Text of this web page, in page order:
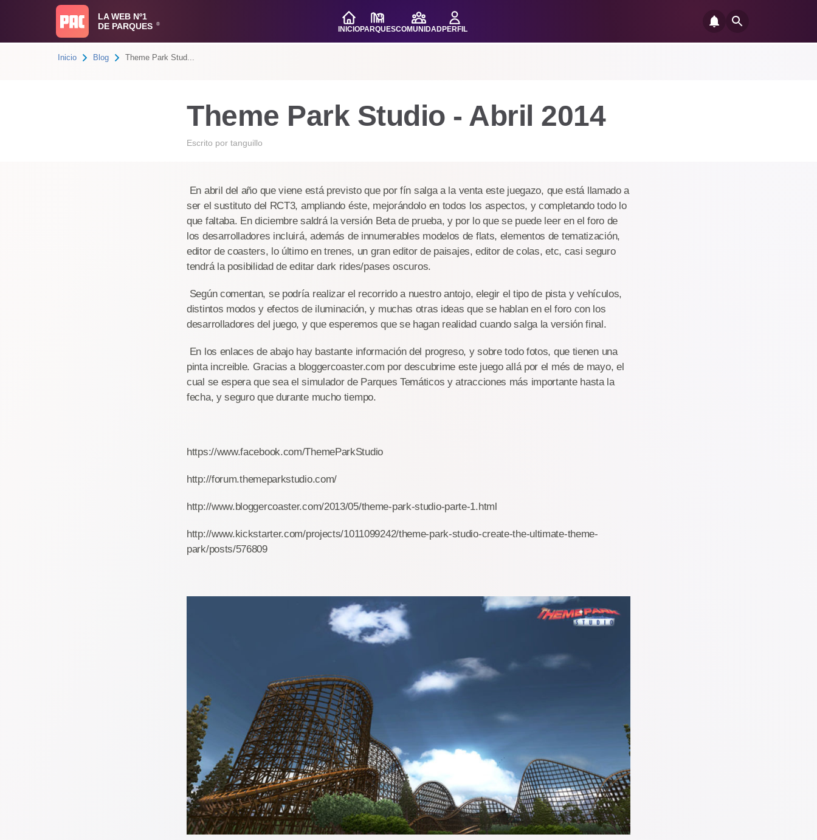
LA WEB Nº1
DE PARQUES
®
INICIOPARQUESCOMUNIDADPERFIL
Inicio Blog Theme Park Stud...
Theme Park Studio - Abril 2014
Escrito por tanguillo
En abril del año que viene está previsto que por fín salga a la venta este juegazo, que está llamado a
ser el sustituto del RCT3, ampliando éste, mejorándolo en todos los aspectos, y completando todo lo
que faltaba. En diciembre saldrá la versión Beta de prueba, y por lo que se puede leer en el foro de
los desarrolladores incluirá, además de innumerables modelos de flats, elementos de tematización,
editor de coasters, lo último en trenes, un gran editor de paisajes, editor de colas, etc, casi seguro
tendrá la posibilidad de editar dark rides/pases oscuros.
Según comentan, se podría realizar el recorrido a nuestro antojo, elegir el tipo de pista y vehículos,
distintos modos y efectos de iluminación, y muchas otras ideas que se hablan en el foro con los
desarrolladores del juego, y que esperemos que se hagan realidad cuando salga la versión final.
En los enlaces de abajo hay bastante información del progreso, y sobre todo fotos, que tienen una
pinta increible. Gracias a bloggercoaster.com por descubrime este juego allá por el més de mayo, el
cual se espera que sea el simulador de Parques Temáticos y atracciones más importante hasta la
fecha, y seguro que durante mucho tiempo.
https://www.facebook.com/ThemeParkStudio
http://forum.themeparkstudio.com/
http://www.bloggercoaster.com/2013/05/theme-park-studio-parte-1.html
http://www.kickstarter.com/projects/1011099242/theme-park-studio-create-the-ultimate-theme-
park/posts/576809